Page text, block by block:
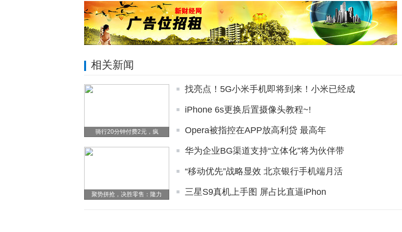
相关新闻
骑行20分钟付费2元，疯
聚势拼抢，决胜零售：隆力
找亮点！5G小米手机即将到来！小米已经成
iPhone 6s更换后置摄像头教程~!
Opera被指控在APP放高利贷 最高年
华为企业BG渠道支持“立体化”将为伙伴带
“移动优先”战略显效 北京银行手机端月活
三星S9真机上手图 屏占比直逼iPhon